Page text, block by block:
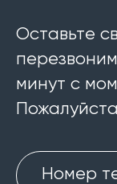
Оставьте
минут с
Номер